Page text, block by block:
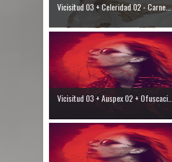
Vicisitud 03 + Celeridad 02 - Carne...
Vicisitud 03 + Auspex 02 + Ofuscaci...